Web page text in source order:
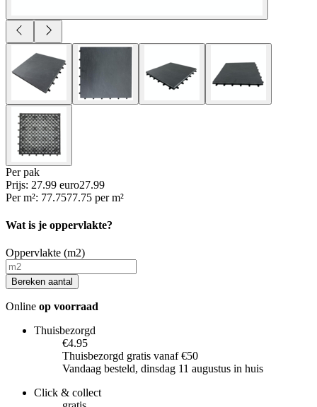
Per pak
Prijs: 27.99 euro27.99
Per m²: 77.7577.75 per m²
Wat is je oppervlakte?
Oppervlakte (m2)
Bereken aantal
Online op voorraad
Thuisbezorgd
€4.95
Thuisbezorgd gratis vanaf €50
Vandaag besteld, dinsdag 11 augustus in huis
Click & collect